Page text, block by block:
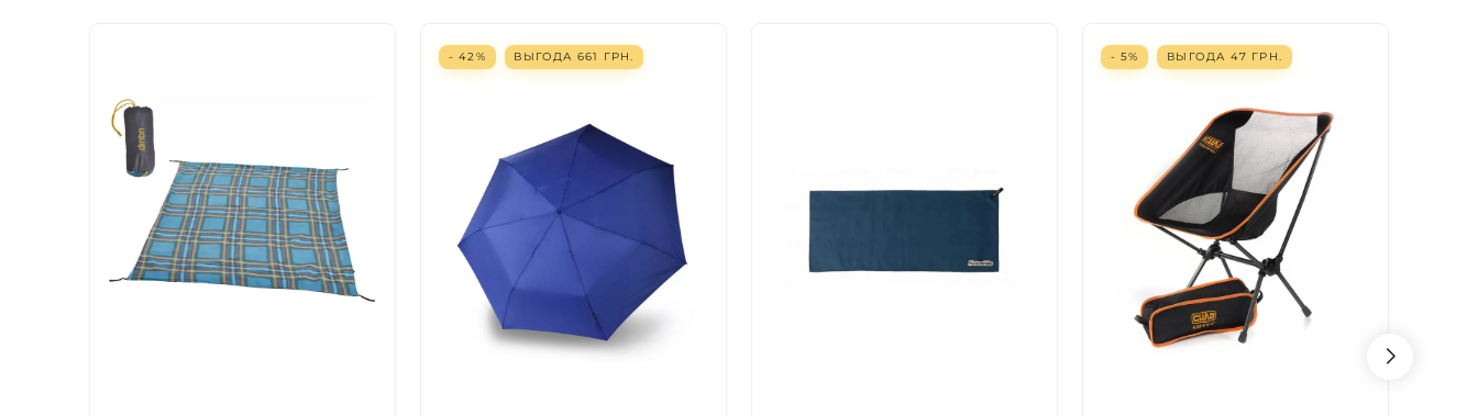
- 42% ВЫГОДА 661 ГРН. - 5% ВЫГОДА 47 ГРН.